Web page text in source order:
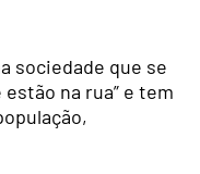
sociedade que se
na rua” e tem